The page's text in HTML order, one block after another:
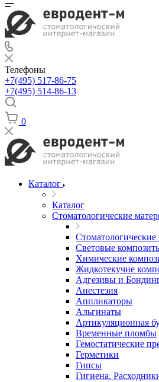
Телефоны
+7(495) 517-86-75
+7(495) 514-86-13
0
Каталог
Каталог
Стоматологические
Световые
Химические
Жидкотекучие
Адгезивы и
Анестезия
Аппликаторы
Альгинаты
Артикуляционная
Временные пломбы
Гемостатические
Герметики
Гипсы
Гигиена.